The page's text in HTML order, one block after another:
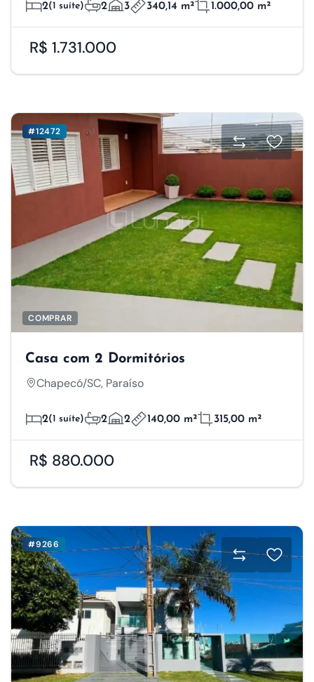
2(1 suíte) 2 3 340,14 m² 1.000,00 m²
R$ 1.731.000
#12472
COMPRAR
Casa com 2 Dormitórios
Chapecó/SC, Paraíso
2(1 suíte) 2 2 140,00 m² 315,00 m²
R$ 880.000
#9266